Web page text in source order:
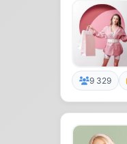
9 329